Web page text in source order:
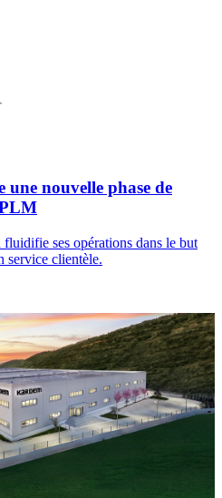
une nouvelle phase de
ses opérations dans le but
service clientèle.